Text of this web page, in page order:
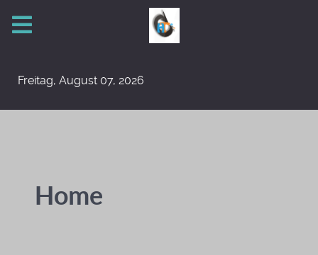
Freitag, August 07, 2026
Home